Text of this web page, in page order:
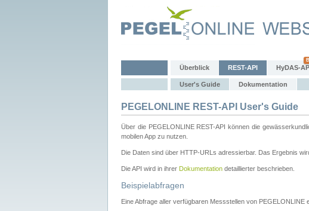
Überblick REST-API HyDAS-
User's Guide Dokumentation
PEGELONLINE REST-API User's Guide
Über die PEGELONLINE REST-API können die
mobilen App zu nutzen.
Die Daten sind über HTTP-URLs adressierbar. Das Ergebnis
Die API wird in ihrer Dokumentation detaillierter beschrieben.
Beispielabfragen
Eine Abfrage aller verfügbaren Messstellen von PEGELONLINE